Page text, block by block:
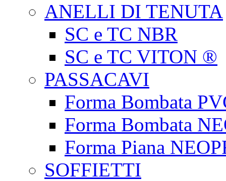
ANELLI DI TENUTA
SC e TC NBR
SC e TC VITON ®
PASSACAVI
Forma Bombata
Forma Bombata
Forma Piana
SOFFIETTI